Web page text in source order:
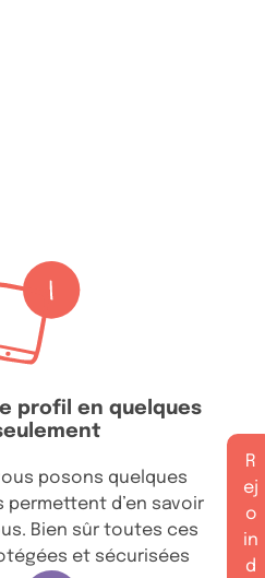
profil en quelques
posons quelques
d’en savoir
Bien sûr toutes ces
et sécurisées
R
ej
o
in
d